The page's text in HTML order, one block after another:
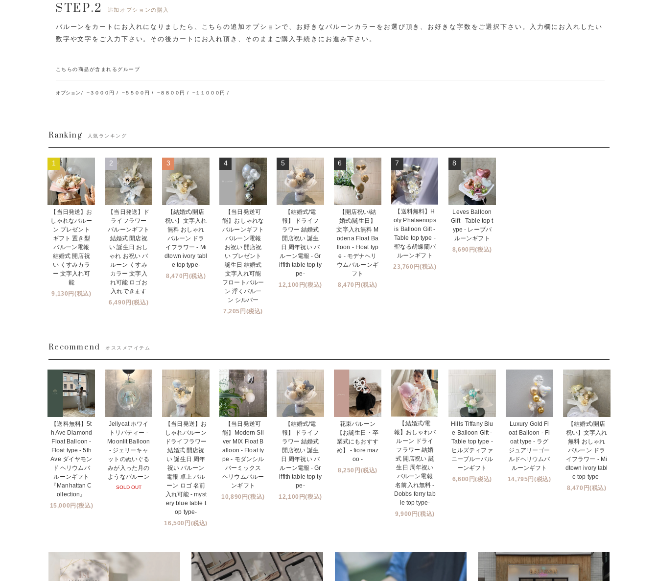
STEP.2 追加オプションの購入
バルーンをカートにお入れになりましたら、 こちらの追加オプションで、お好きなバルーンカラーをお選び頂き、お好きな字数をご選択下さい。
入力欄にお入れしたい
数字や文字をご入力下さい。 その後カートにお入れ頂き、そのままご購入手続きにお進み下さい。
こちらの商品が含まれるグループ
オプション / ~３０００円 / ~５５００円 / ~８８００円 / ~１１０００円 /
Ranking 人気ランキング
1
【当日発送】お
しゃれなバルー
ン プレゼント
ギフト 置き型
バルーン電報
結婚式 開店祝
い くすみカラ
ー 文字入れ可
能
9,130円(税込)
2
【当日発送】ド
ライフラワー
バルーンギフト
結婚式 開店祝
い 誕生日 おし
ゃれ お祝い バ
ルーン くすみ
カラー 文字入
れ可能 ロゴお
入れできます
6,490円(税込)
3
【結婚式/開店
祝い】文字入れ
無料 おしゃれ
バルーン ドラ
イフラワー - Mi
dtown ivory tabl
e top type-
8,470円(税込)
4
【当日発送可
能】おしゃれな
バルーンギフト
バルーン電報
お祝い 開店祝
い プレゼント
誕生日 結婚式
文字入れ可能
フロートバルー
ン 浮くバルー
ン シルバー
7,205円(税込)
5
【結婚式/電
報】 ドライフ
ラワー 結婚式
開店祝い 誕生
日 周年祝い バ
ルーン電報 - Gr
iffith table top ty
pe-
12,100円(税込)
6
【開店祝い/結
婚式/誕生日】
文字入れ無料 M
odena Float Ba
lloon - Float typ
e - モデナヘリ
ウムバルーンギ
フト
8,470円(税込)
7
【送料無料】H
oly Phalaenops
is Balloon Gift -
Table top type -
聖なる胡蝶蘭バ
ルーンギフト
23,760円(税込)
8
Leves Balloon
Gift - Table top t
ype - レーブバ
ルーンギフト
8,690円(税込)
Recommend オススメアイテム
【送料無料】5t
h Ave Diamond
Float Balloon -
Float type - 5th
Ave ダイヤモン
ド ヘリウムバ
ルーンギフト
『Manhattan C
ollection』
15,000円(税込)
Jellycat ホワイ
トリバティー -
Moonlit Balloon
- ジェリーキャ
ットのぬいぐる
みが入った月の
ようなバルーン
SOLD OUT
【当日発送】お
しゃれバルーン
ドライフラワー
結婚式 開店祝
い 誕生日 周年
祝い バルーン
電報 卓上 バル
ーン ロゴ 名前
入れ可能 - myst
ery blue table t
op type-
16,500円(税込)
【当日発送可
能】Modern Sil
ver MIX Float B
alloon - Float ty
pe - モダンシル
バーミックス
ヘリウムバルー
ンギフト
10,890円(税込)
【結婚式/電
報】 ドライフ
ラワー 結婚式
開店祝い 誕生
日 周年祝い バ
ルーン電報 - Gr
iffith table top ty
pe-
12,100円(税込)
花束バルーン
【お誕生日・卒
業式にもおすす
め】 - fiore maz
oo -
8,250円(税込)
【結婚式/電
報】おしゃれバ
ルーン ドライ
フラワー 結婚
式 開店祝い 誕
生日 周年祝い
バルーン電報
名前入れ無料 -
Dobbs ferry tab
le top type-
9,900円(税込)
Hills Tiffany Blu
e Balloon Gift -
Table top type -
ヒルズティファ
ニーブルーバル
ーンギフト
6,600円(税込)
Luxury Gold Fl
oat Balloon - Fl
oat type - ラグ
ジュアリーゴー
ルドヘリウムバ
ルーンギフト
14,795円(税込)
【結婚式/開店
祝い】文字入れ
無料 おしゃれ
バルーン ドラ
イフラワー - Mi
dtown ivory tabl
e top type-
8,470円(税込)